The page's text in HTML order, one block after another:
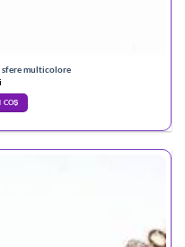
sfere multicolore